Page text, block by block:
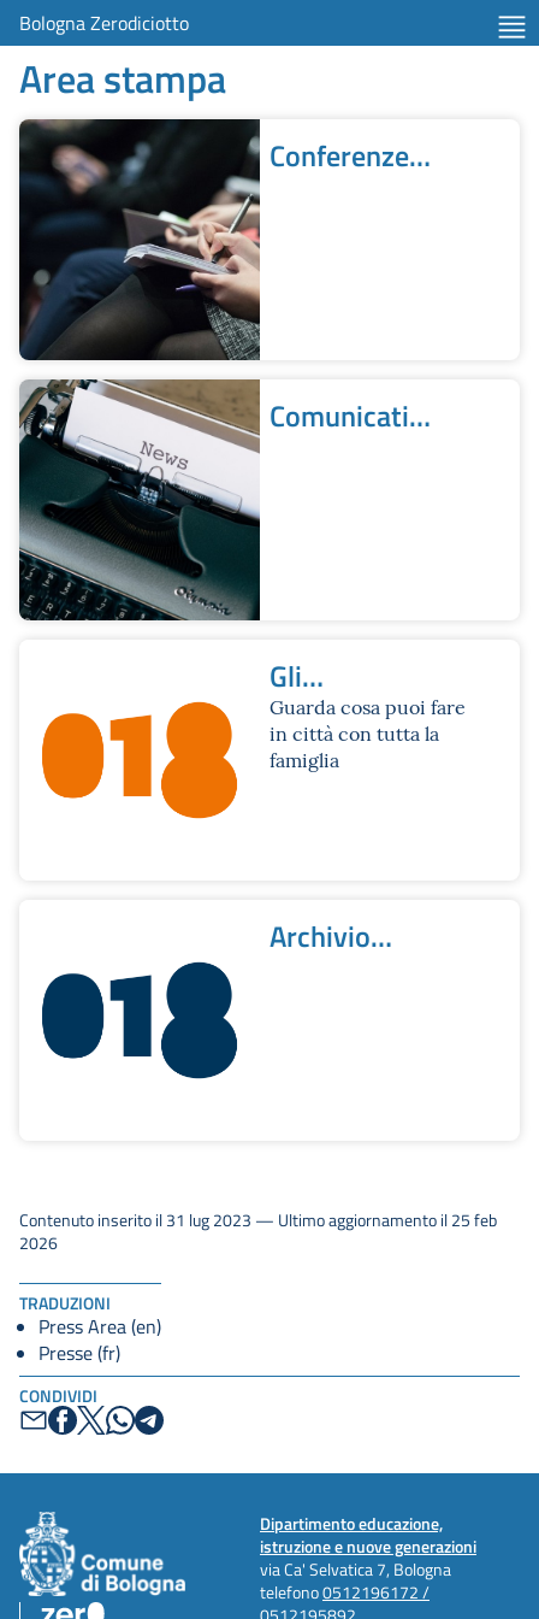
Bologna Zerodiciotto
TRADUZIONI
Press Area (en)
Presse (fr)
CONDIVIDI
Area stampa
Conferenze
Comunicati
Gli
appuntamenti di
Bologna
Zerodiciotto
Guarda cosa puoi fare
in città con tutta la
famiglia
Archivio
Contenuto inserito il 31 lug 2023 — Ultimo aggiornamento il 25 feb
2026
Dipartimento educazione,
istruzione e nuove generazioni
via Ca' Selvatica 7, Bologna
telefono0512196172 /